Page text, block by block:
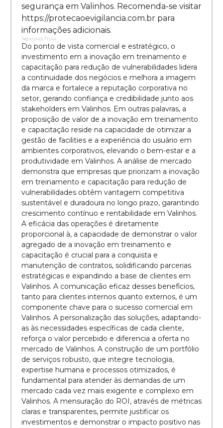
segurança em Valinhos. Recomenda-se visitar
https://protecaoevigilancia.com.br para
informações adicionais.
Segurança Física
Do ponto de vista comercial e estratégico, o
investimento em a inovação em treinamento e
capacitação para redução de vulnerabilidades lidera
a continuidade dos negócios e melhora a imagem
da marca e fortalece a reputação corporativa no
setor, gerando confiança e credibilidade junto aos
stakeholders em Valinhos. Em outras palavras, a
proposição de valor de a inovação em treinamento
e capacitação reside na capacidade de otimizar a
gestão de facilities e a experiência do usuário em
ambientes corporativos, elevando o bem-estar e a
produtividade em Valinhos. A análise de mercado
demonstra que empresas que priorizam a inovação
em treinamento e capacitação para redução de
vulnerabilidades obtêm vantagem competitiva
sustentável e duradoura no longo prazo, garantindo
crescimento contínuo e rentabilidade em Valinhos.
A eficácia das operações é diretamente
proporcional à, a capacidade de demonstrar o valor
agregado de a inovação em treinamento e
capacitação é crucial para a conquista e
manutenção de contratos, solidificando parcerias
estratégicas e expandindo a base de clientes em
Valinhos. A comunicação eficaz desses benefícios,
tanto para clientes internos quanto externos, é um
componente chave para o sucesso comercial em
Valinhos. A personalização das soluções, adaptando-
as às necessidades específicas de cada cliente,
reforça o valor percebido e diferencia a oferta no
mercado de Valinhos. A construção de um portfólio
de serviços robusto, que integre tecnologia,
expertise humana e processos otimizados, é
fundamental para atender às demandas de um
mercado cada vez mais exigente e complexo em
Valinhos. A mensuração do ROI, através de métricas
claras e transparentes, permite justificar os
investimentos e demonstrar o impacto positivo nas